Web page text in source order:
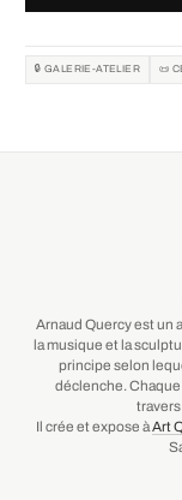
🔒 GALERIE-ATELIER 📜
Arnaud Quercy est un
la musique et la
principe selon
déclenche.
Il crée et expose àArt